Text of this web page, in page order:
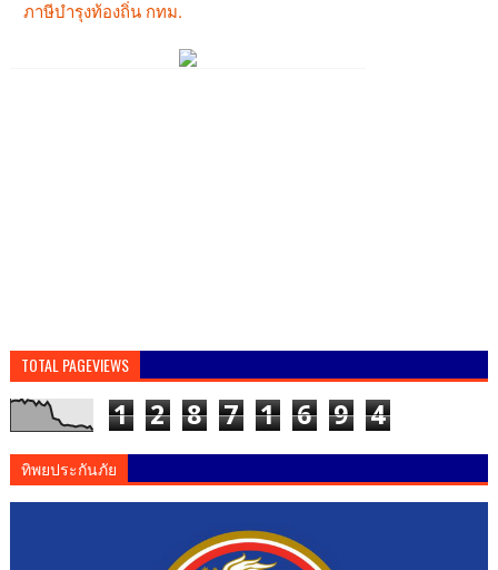
TOTAL PAGEVIEWS
1 2 8 7 1 6 9 4
ทิพยประกันภัย